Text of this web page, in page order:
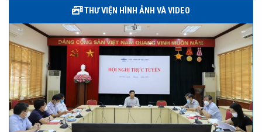
THƯ VIỆN HÌNH ẢNH VÀ VIDEO